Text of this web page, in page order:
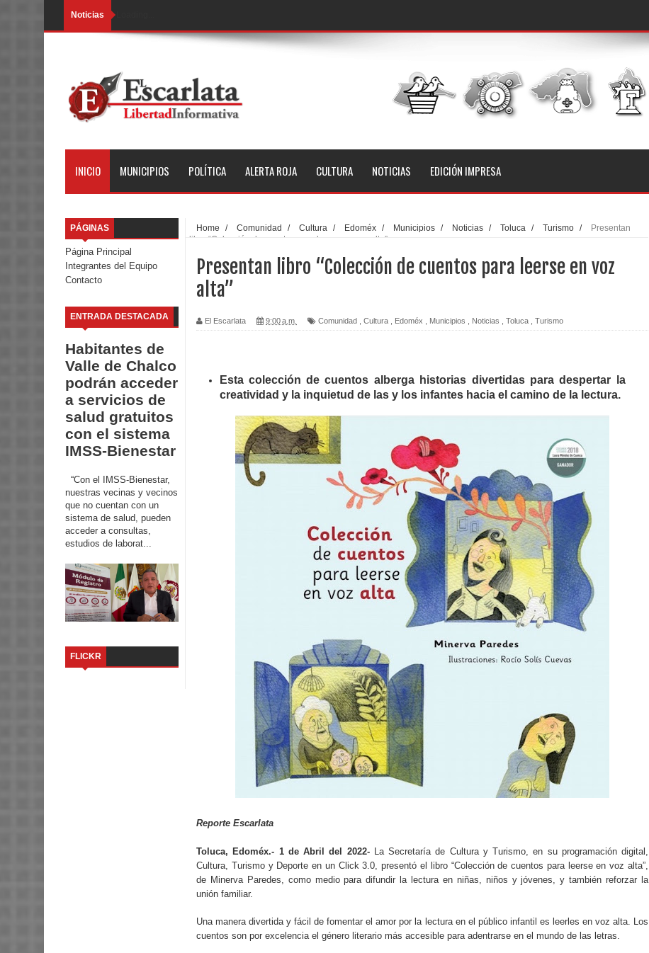
Noticias
INICIO MUNICIPIOS POLÍTICA ALERTA ROJA CULTURA NOTICIAS EDICIÓN IMPRESA
PÁGINAS
Página Principal
Integrantes del Equipo
Contacto
ENTRADA DESTACADA
Habitantes de
Valle de Chalco
podrán acceder
a servicios de
salud gratuitos
con el sistema
IMSS-Bienestar
“Con el IMSS-Bienestar,
nuestras vecinas y vecinos
que no cuentan con un
sistema de salud, pueden
acceder a consultas,
estudios de laborat...
FLICKR
Home / Comunidad / Cultura / Edoméx / Municipios / Noticias / Toluca / Turismo /
Presentan
libro “Colección de cuentos para leerse en voz alta”
Presentan libro “Colección de cuentos para leerse en voz
alta”
El Escarlata 9:00 a.m. Comunidad Cultura Edoméx Municipios Noticias Toluca Turismo
Esta colección de cuentos alberga historias divertidas para despertar la
creatividad y la inquietud de las y los infantes hacia el camino de la lectura.
Reporte Escarlata
Toluca, Edoméx.- 1 de Abril del 2022-La Secretaría de Cultura y Turismo, en su programación digital,
Cultura, Turismo y Deporte en un Click 3.0, presentó el libro “Colección de cuentos para leerse en voz alta”,
de Minerva Paredes, como medio para difundir la lectura en niñas, niños y jóvenes, y también reforzar la
unión familiar.
Una manera divertida y fácil de fomentar el amor por la lectura en el público infantil es leerles en voz alta. Los
cuentos son por excelencia el género literario más accesible para adentrarse en el mundo de las letras.